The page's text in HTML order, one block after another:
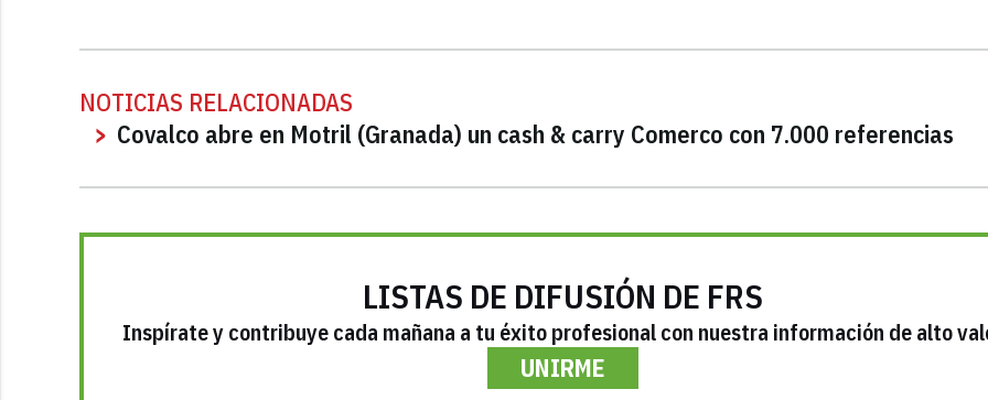
NOTICIAS RELACIONADAS
Covalco abre en Motril (Granada) un cash & carry Comerco con 7.000 referencias
LISTAS DE DIFUSIÓN DE FRS
Inspírate y contribuye cada mañana a tu éxito profesional con nuestra información de alto
UNIRME